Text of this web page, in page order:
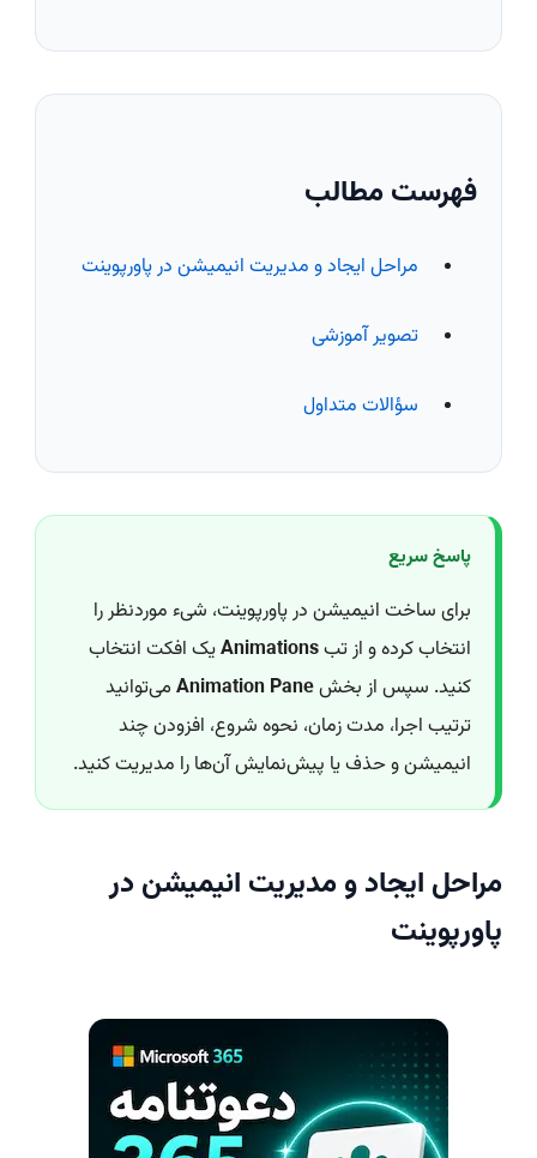
فهرست مطالب
مراحل ایجاد و مدیریت انیمیشن در پاورپوینت
تصویر آموزشی
سؤالات متداول
پاسخ سریع
برای ساخت انیمیشن در پاورپوینت، شیء موردنظر را
انتخاب کرده و از تبAnimationsیک افکت انتخاب
کنید. سپس از بخشAnimation Pane می‌توانید
ترتیب اجرا، مدت زمان، نحوه شروع، افزودن چند
انیمیشن و حذف یا پیش‌نمایش آن‌ها را مدیریت کنید.
مراحل ایجاد و مدیریت انیمیشن در
پاورپوینت